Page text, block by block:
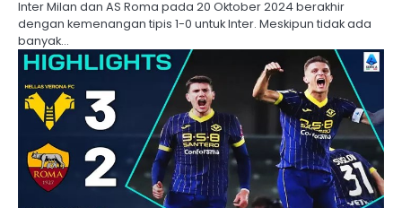
Inter Milan dan AS Roma pada 20 Oktober 2024 berakhir
dengan kemenangan tipis 1-0 untuk Inter. Meskipun tidak ada
banyak…